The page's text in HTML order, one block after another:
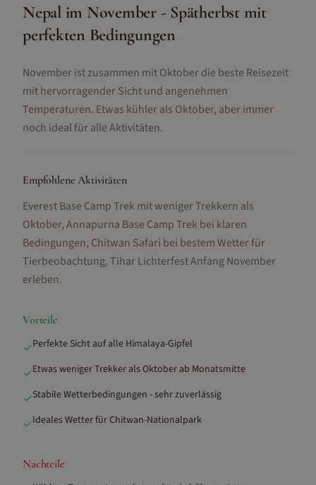
Nepal im November - Spätherbst mit
perfekten Bedingungen
November ist zusammen mit Oktober die beste Reisezeit
mit hervorragender Sicht und angenehmen
Temperaturen. Etwas kühler als Oktober, aber immer
noch ideal für alle Aktivitäten.
Empfohlene Aktivitäten
Everest Base Camp Trek mit weniger Trekkern als
Oktober, Annapurna Base Camp Trek bei klaren
Bedingungen, Chitwan Safari bei bestem Wetter für
Tierbeobachtung, Tihar Lichterfest Anfang November
erleben.
Vorteile
✓Perfekte Sicht auf alle Himalaya-Gipfel
✓Etwas weniger Trekker als Oktober ab Monatsmitte
✓Stabile Wetterbedingungen - sehr zuverlässig
✓Ideales Wetter für Chitwan-Nationalpark
Nachteile